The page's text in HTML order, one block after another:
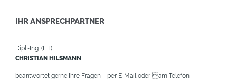
IHR ANSPRECHPARTNER
Dipl.-Ing. (FH)
CHRISTIAN HILSMANN
beantwortet gerne Ihre Fragen – per E-Mail oder am Telefon